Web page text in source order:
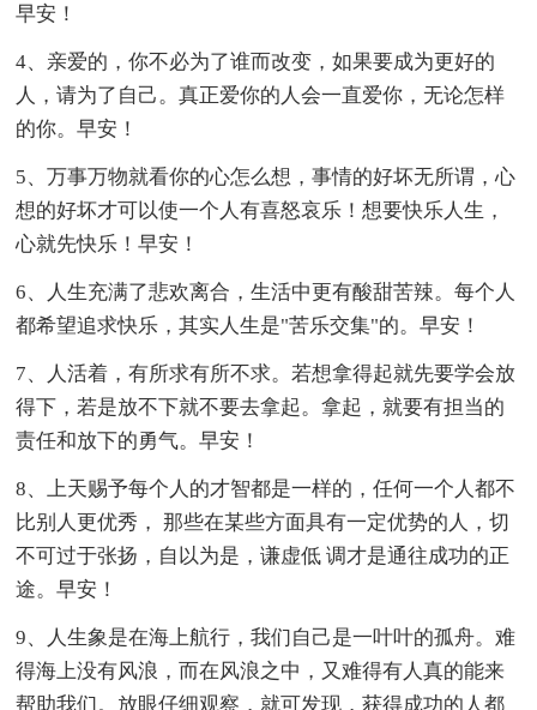
早安！
4、亲爱的，你不必为了谁而改变，如果要成为更好的
人，请为了自己。真正爱你的人会一直爱你，无论怎样
的你。早安！
5、万事万物就看你的心怎么想，事情的好坏无所谓，心
想的好坏才可以使一个人有喜怒哀乐！想要快乐人生，
心就先快乐！早安！
6、人生充满了悲欢离合，生活中更有酸甜苦辣。每个人
都希望追求快乐，其实人生是"苦乐交集"的。早安！
7、人活着，有所求有所不求。若想拿得起就先要学会放
得下，若是放不下就不要去拿起。拿起，就要有担当的
责任和放下的勇气。早安！
8、上天赐予每个人的才智都是一样的，任何一个人都不
比别人更优秀， 那些在某些方面具有一定优势的人，切
不可过于张扬，自以为是，谦虚低 调才是通往成功的正
途。早安！
9、人生象是在海上航行，我们自己是一叶叶的孤舟。难
得海上没有风浪，而在风浪之中，又难得有人真的能来
帮助我们。放眼仔细观察，就可发现，获得成功的人都